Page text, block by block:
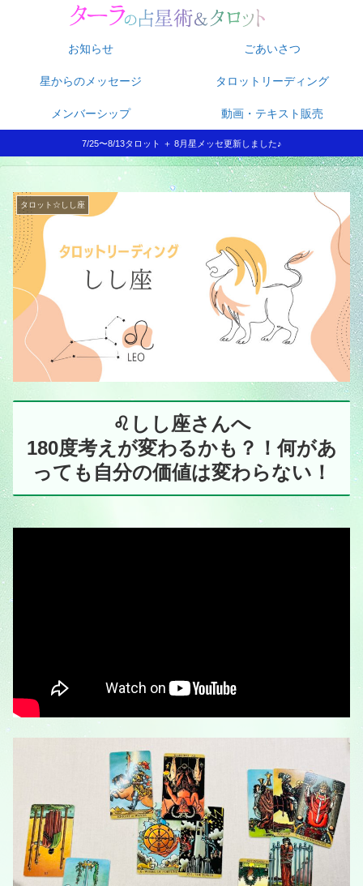
お知らせ ごあいさつ
星からのメッセージ タロットリーディング
メンバーシップ 動画・テキスト販売
7/25〜8/13タロット ＋ 8月星メッセ更新しました♪
タロット☆しし座
♌️しし座さんへ
180度考えが変わるかも？！何があ
っても自分の価値は変わらない！